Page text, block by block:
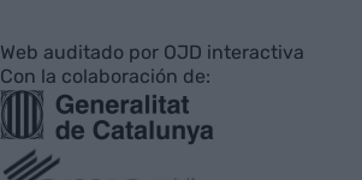
Web auditado por OJD interactiva
Con la colaboración de: